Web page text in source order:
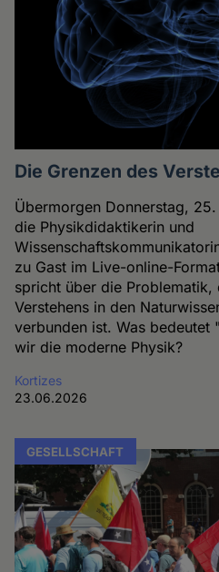
Die Grenzen des
Übermorgen Donnerstag,
die Physikdidaktikerin und
zu Gast im Live-online-
spricht über die Problematik,
Verstehens in den
verbunden ist. Was bedeutet
wir die moderne Physik?
Kortizes
23.06.2026
GESELLSCHAFT